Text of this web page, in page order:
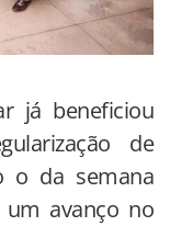
já beneficiou
de
o da semana
um avanço no